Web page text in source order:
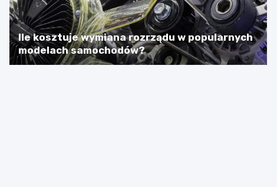
Ile kosztuje wymiana rozrządu w popularnych
modelach samochodów?